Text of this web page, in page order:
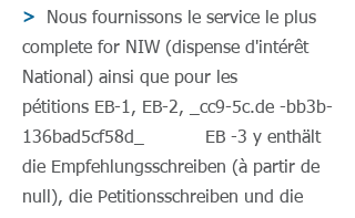
> Nous fournissons le service le plus
complete for NIW (dispense d'intérêt
National) ainsi que pour les
pétitions EB-1, EB-2, _cc9-5c.de -bb3b-
136bad5cf58d_ EB -3 y enthält
die Empfehlungsschreiben (à partir de
null), die Petitionsschreiben und die